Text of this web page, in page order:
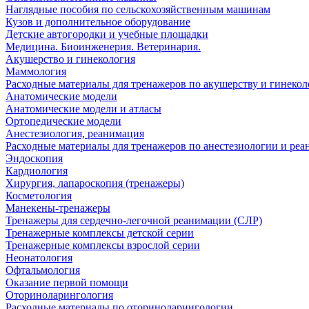
Наглядные пособия по сельскохозяйственным машинам
Кузов и дополнительное оборудование
Детские автогородки и учебные площадки
Медицина. Биоинженерия. Ветеринария.
Акушерство и гинекология
Маммология
Расходные материалы для тренажеров по акушерству и
Анатомические модели
Анатомические модели и атласы
Ортопедические модели
Анестезиология, реанимация
Расходные материалы для тренажеров по анестезиологии и
Эндоскопия
Кардиология
Хирургия, лапароскопия (тренажеры)
Косметология
Манекены-тренажеры
Тренажеры для сердечно-легочной реанимации (СЛР)
Тренажерные комплексы детской серии
Тренажерные комплексы взрослой серии
Неонатология
Офтальмология
Оказание первой помощи
Оториноларингология